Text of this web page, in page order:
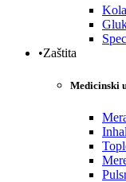
•Zaštita
Medicinski